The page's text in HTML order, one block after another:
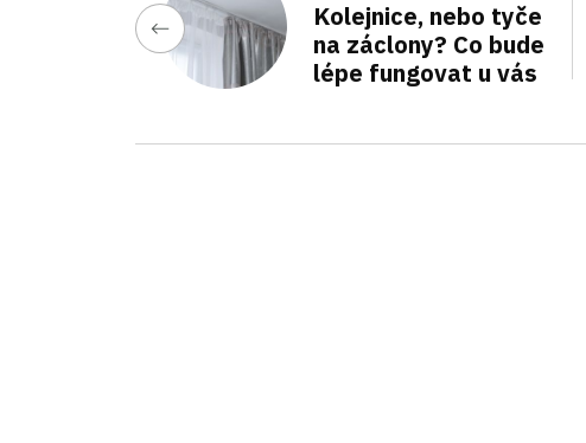
Kolejnice, nebo tyče
na záclony? Co bude
lépe fungovat u vás